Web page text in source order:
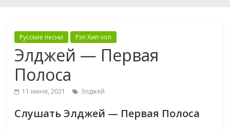
Русские песни Рэп Хип-хоп
Элджей — Первая
Полоса
11 июня, 2021 Элджей
Слушать Элджей — Первая Полоса